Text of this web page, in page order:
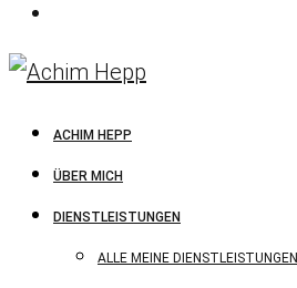
ACHIM HEPP
ÜBER MICH
DIENSTLEISTUNGEN
ALLE MEINE DIENSTLEISTUNGEN